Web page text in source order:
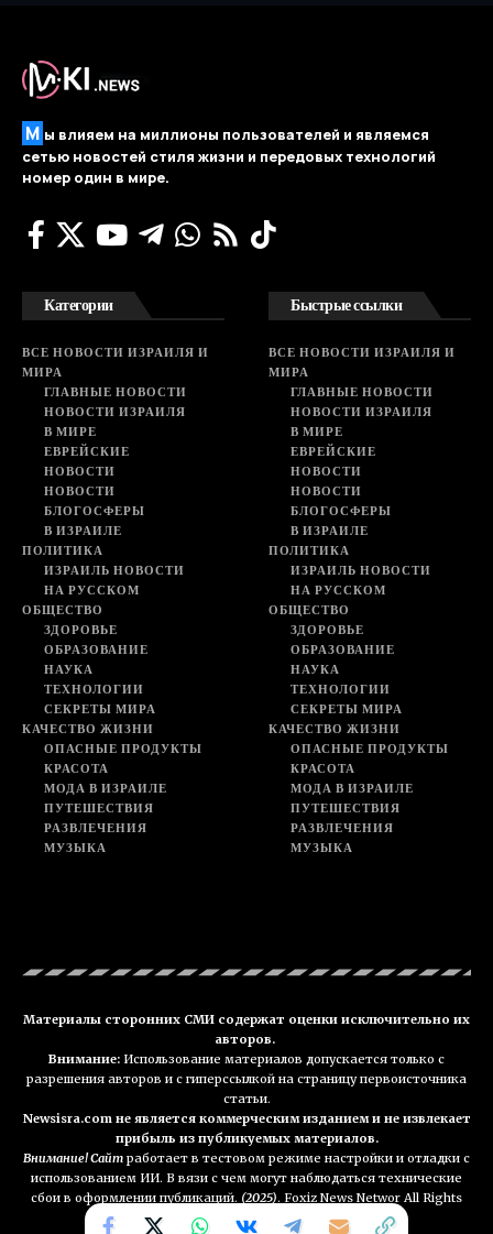
М ы влияем на миллионы пользователей и являемся
сетью новостей стиля жизни и передовых технологий
номер один в мире.
Категории
ВСЕ НОВОСТИ ИЗРАИЛЯ И
МИРА
ГЛАВНЫЕ НОВОСТИ
НОВОСТИ ИЗРАИЛЯ
В МИРЕ
ЕВРЕЙСКИЕ
НОВОСТИ
НОВОСТИ
БЛОГОСФЕРЫ
В ИЗРАИЛЕ
ПОЛИТИКА
ИЗРАИЛЬ НОВОСТИ
НА РУССКОМ
ОБЩЕСТВО
ЗДОРОВЬЕ
ОБРАЗОВАНИЕ
НАУКА
ТЕХНОЛОГИИ
СЕКРЕТЫ МИРА
КАЧЕСТВО ЖИЗНИ
ОПАСНЫЕ ПРОДУКТЫ
КРАСОТА
МОДА В ИЗРАИЛЕ
ПУТЕШЕСТВИЯ
РАЗВЛЕЧЕНИЯ
МУЗЫКА
Быстрые ссылки
ВСЕ НОВОСТИ ИЗРАИЛЯ И
МИРА
ГЛАВНЫЕ НОВОСТИ
НОВОСТИ ИЗРАИЛЯ
В МИРЕ
ЕВРЕЙСКИЕ
НОВОСТИ
НОВОСТИ
БЛОГОСФЕРЫ
В ИЗРАИЛЕ
ПОЛИТИКА
ИЗРАИЛЬ НОВОСТИ
НА РУССКОМ
ОБЩЕСТВО
ЗДОРОВЬЕ
ОБРАЗОВАНИЕ
НАУКА
ТЕХНОЛОГИИ
СЕКРЕТЫ МИРА
КАЧЕСТВО ЖИЗНИ
ОПАСНЫЕ ПРОДУКТЫ
КРАСОТА
МОДА В ИЗРАИЛЕ
ПУТЕШЕСТВИЯ
РАЗВЛЕЧЕНИЯ
МУЗЫКА
Материалы сторонних СМИ содержат оценки исключительно их
авторов.
Внимание: Использование материалов допускается только с
разрешения авторов и с гиперссылкой на страницу первоисточника
статьи.
Newsisra.com не является коммерческим изданием и не извлекает
прибыль из публикуемых материалов.
Внимание! Сайт работает в тестовом режиме настройки и отладки с
использованием ИИ. В вязи с чем могут наблюдаться технические
сбои в оформлении публикаций. (2025). Foxiz News Networ All Rights
Reserved. NEWSisra.com